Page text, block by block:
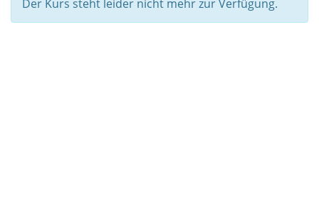
Der Kurs steht leider nicht mehr zur Verfügung.